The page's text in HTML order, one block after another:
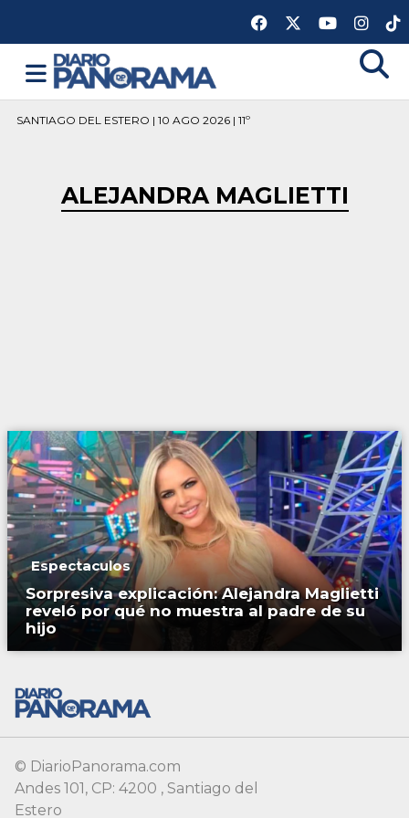
SANTIAGO DEL ESTERO | 10 AGO 2026 | 11º
ALEJANDRA MAGLIETTI
Espectaculos
Sorpresiva explicación: Alejandra Maglietti
reveló por qué no muestra al padre de su
hijo
© DiarioPanorama.com
Andes 101, CP: 4200 , Santiago del
Estero